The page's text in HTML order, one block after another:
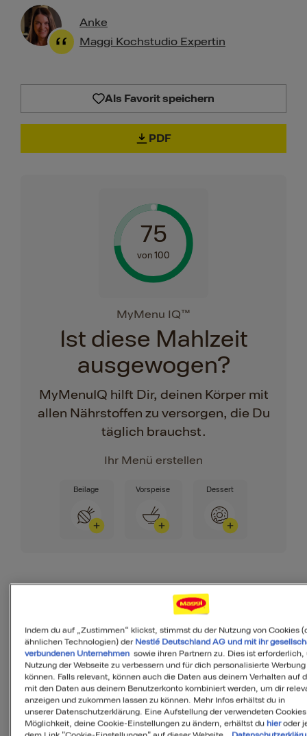
Anke
Maggi Kochstudio Expertin
Als Favorit speichern
PDF
75
von 100
MyMenu IQ™
Ist diese Mahlzeit
ausgewogen?
MyMenuIQ hilft Dir, deinen Körper mit
allen Nährstoffen zu versorgen, die Du
täglich brauchst.
Ihr Menü erstellen
Beilage Vorspeise Dessert
2Portionen
350 g Kartoffeln, gekocht
Indem du auf „Zustimmen“ klickst, stimmst du der Nutzung von Cookies
ähnlichen Technologien) der Nestlé Deutschland AG und mit ihr
verbundenen Unternehmensowie ihren Partnern zu. Dies ist erforderlich,
Nutzung der Webseite zu verbessern und für dich personalisierte
können. Falls relevant, können auch die Daten aus deinem Verhalten auf
mit den Daten aus deinem Benutzerkonto kombiniert werden, um dir
anzeigen und zukommen lassen zu können. Mehr Infos erhältst du in
unserer Datenschutzerklärung. Eine Aufstellung der verwendeten
Möglichkeit, deine Cookie-Einstellungen zu ändern, erhältst du hieroder